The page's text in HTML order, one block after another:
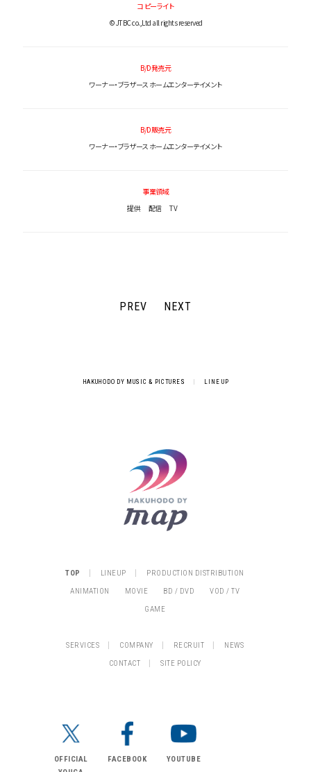
コピーライト
© JTBC co.,Ltd all rights reserved
B/D発売元
ワーナー・ブラザース ホームエンターテイメント
B/D販売元
ワーナー・ブラザース ホームエンターテイメント
事業領域
提供
配信 TV
PREV NEXT
HAKUHODO DY MUSIC & PICTURES LINE UP
TOP LINEUP
PRODUCTION DISTRIBUTION
ANIMATION
MOVIE BD / DVD
VOD / TV
GAME
SERVICES COMPANY RECRUIT
NEWS
CONTACT
SITE POLICY
OFFICIAL
FACEBOOK YOUTUBE